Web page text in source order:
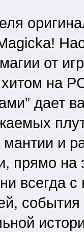
от
на
дает
мантии и
прямо на
всегда
события